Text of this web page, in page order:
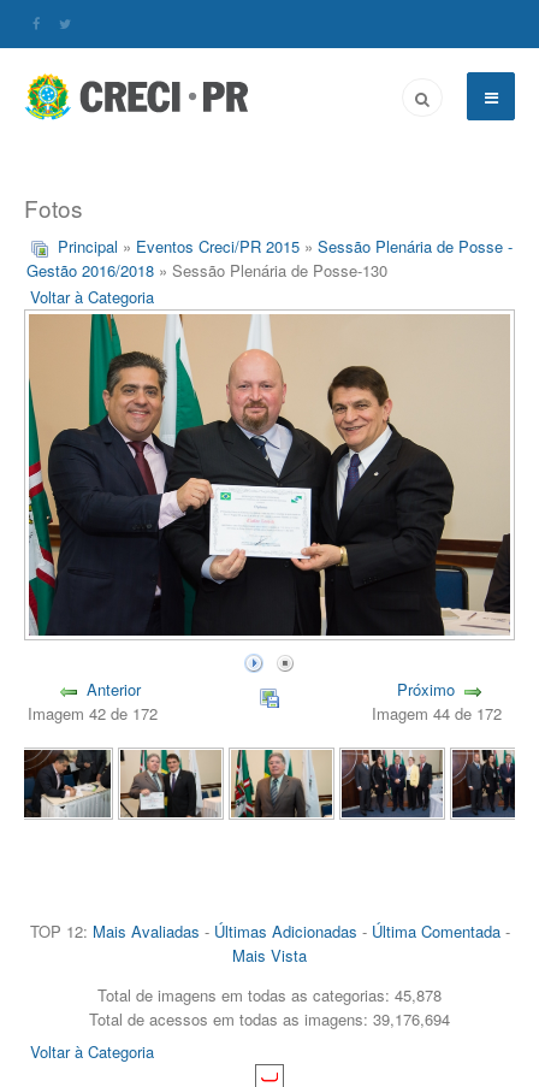
Fotos
Principal » Eventos Creci/PR 2015 » Sessão Plenária de Posse -
Gestão 2016/2018 » Sessão Plenária de Posse-130
Voltar à Categoria
Anterior
Imagem 42 de 172
Próximo
Imagem 44 de 172
TOP 12: Mais Avaliadas - Últimas Adicionadas - Última Comentada-
Mais Vista
Total de imagens em todas as categorias: 45,878
Total de acessos em todas as imagens: 39,176,694
Voltar à Categoria